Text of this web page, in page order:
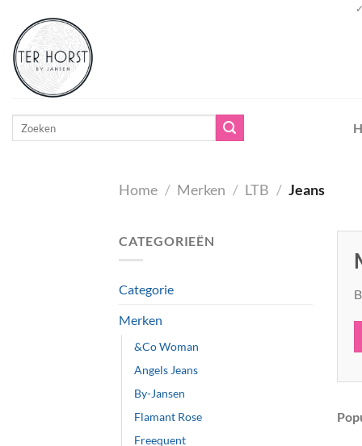
naar
inhoud
Zoeken
Home / Merken / LTB / Jeans
CATEGORIEËN
Categorie
Merken
&Co Woman
Angels Jeans
By-Jansen
Flamant Rose
Freequent